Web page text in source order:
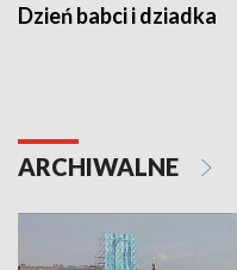
Dzień babci i dziadka
ARCHIWALNE